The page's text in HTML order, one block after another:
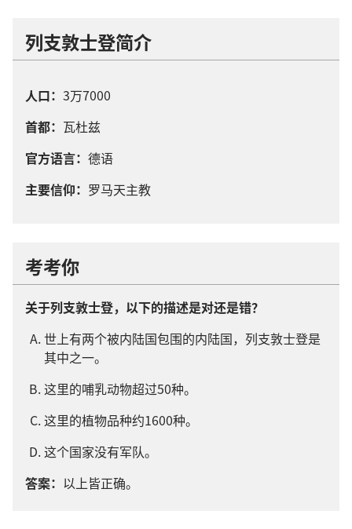
列支敦士登简介
人口： 3万7000
首都： 瓦杜兹
官方语言： 德语
主要信仰： 罗马天主教
考考你
关于列支敦士登， 以下的描述是对还是错？
世上有两个被内陆国包围的内陆国， 列支敦士登是
其中之一。
这里的哺乳动物超过50种。
这里的植物品种约1600种。
这个国家没有军队。
答案： 以上皆正确。